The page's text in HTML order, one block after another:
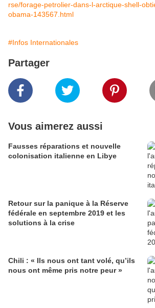
rse/forage-petrolier-dans-l-arctique-shell-
obama-143567.html
#Infos Internationales
Partager
Vous aimerez aussi
Fausses réparations et nouvelle
colonisation italienne en Libye
Retour sur la panique à la Réserve
fédérale en septembre 2019 et les
solutions à la crise
Chili : « Ils nous ont tant volé, qu’ils
nous ont même pris notre peur »